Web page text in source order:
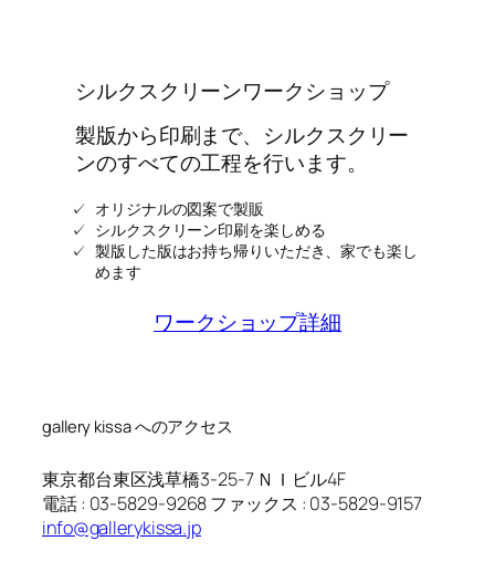
投
下
し
よ
2023/12/6
–
展
シルクスクリーンワークショップ
製版から印刷まで、シルクスクリー
ンのすべての工程を行います。
オリジナルの図案で製販
シルクスクリーン印刷を楽しめる
製版した版はお持ち帰りいただき、家でも楽し
めます
ワークショップ詳細
gallery kissa へのアクセス
東京都台東区浅草橋3-25-7 ＮＩビル4F
電話 : 03-5829-9268 ファックス : 03-5829-9157
info@gallerykissa.jp